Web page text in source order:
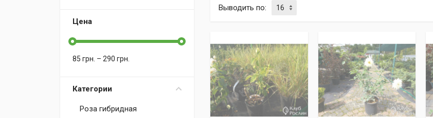
Цена
85 грн. – 290 грн.
Категории
Роза гибридная
Выводить по: